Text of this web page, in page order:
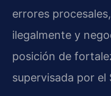
errores
ilegalmente y
posición de
supervisada por el